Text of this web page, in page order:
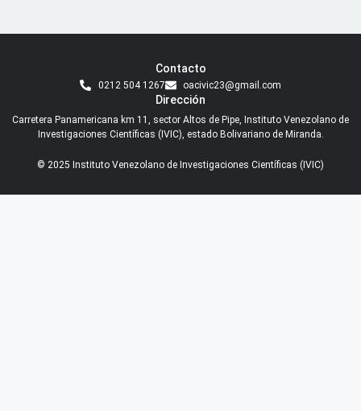
Contacto
0212 504 1267 oacivic23@gmail.com
Dirección
Carretera Panamericana km 11, sector Altos de Pipe, Instituto Venezolano de
Investigaciones Científicas (IVIC), estado Bolivariano de Miranda.
© 2025 Instituto Venezolano de Investigaciones Científicas (IVIC)